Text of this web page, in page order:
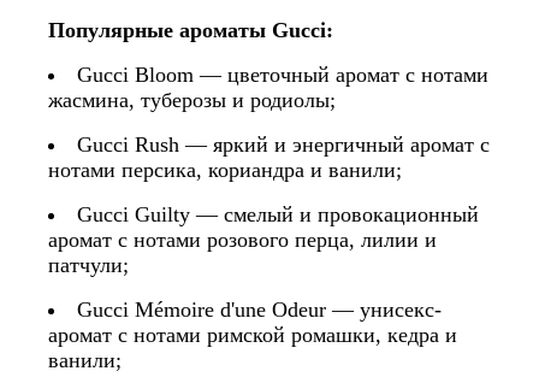
Популярные ароматы Gucci:
Gucci Bloom — цветочный аромат с нотами
жасмина, туберозы и родиолы;
Gucci Rush — яркий и энергичный аромат с
нотами персика, кориандра и ванили;
Gucci Guilty — смелый и провокационный
аромат с нотами розового перца, лилии и
патчули;
Gucci Mémoire d'une Odeur — унисекс-
аромат с нотами римской ромашки, кедра и
ванили;